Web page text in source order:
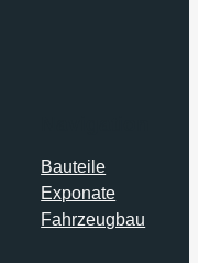
Bauteile
Exponate
Fahrzeugbau